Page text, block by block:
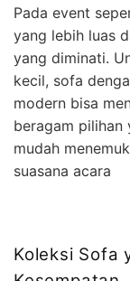
Pada event
yang lebih luas
yang diminati.
kecil, sofa
modern bisa
beragam pilihan
mudah
suasana acara
Koleksi Sofa